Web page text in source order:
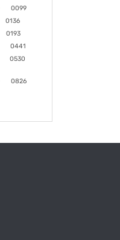
0099
0136
0193
0441
0530
0826